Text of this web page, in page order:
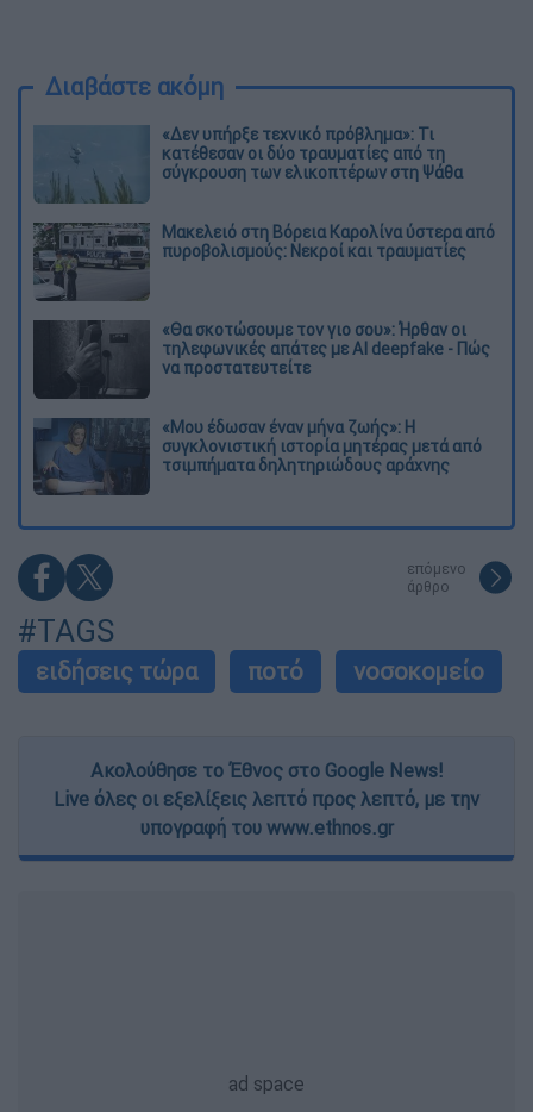
Διαβάστε ακόμη
«Δεν υπήρξε τεχνικό πρόβλημα»: Τι
κατέθεσαν οι δύο τραυματίες από τη
σύγκρουση των ελικοπτέρων στη Ψάθα
Μακελειό στη Βόρεια Καρολίνα ύστερα από
πυροβολισμούς: Νεκροί και τραυματίες
«Θα σκοτώσουμε τον γιο σου»: Ήρθαν οι
τηλεφωνικές απάτες με AI deepfake - Πώς
να προστατευτείτε
«Μου έδωσαν έναν μήνα ζωής»: Η
συγκλονιστική ιστορία μητέρας μετά από
τσιμπήματα δηλητηριώδους αράχνης
επόμενο
άρθρο
#TAGS
ειδήσεις τώρα ποτό νοσοκομείο
Ακολούθησε το Έθνος στο Google News!
Live όλες οι εξελίξεις λεπτό προς λεπτό, με την
υπογραφή του www.ethnos.gr